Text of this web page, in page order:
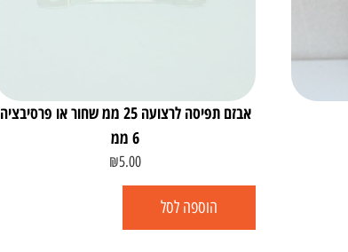
אבזם תפיסה לרצועה 25 ממ שחור או פרסיבציה
6 ממ
₪5.00
הוספה לסל